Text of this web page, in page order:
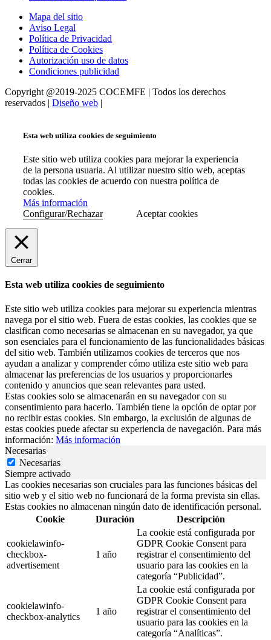
Mapa del sitio
Aviso Legal
Política de Privacidad
Política de Cookies
Autorización uso de datos
Condiciones publicidad
Copyright @2019-2025 COCEMFE | Todos los derechos
reservados | Diseño web |
Esta web utiliza cookies de seguimiento
Este sitio web utiliza cookies para mejorar la experiencia
de la persona usuaria. Al utilizar nuestro sitio web, aceptas
todas las cookies de acuerdo con nuestra política de
cookies.
Más información
Configurar/Rechazar
Aceptar cookies
Cerrar
Esta web utiliza cookies de seguimiento
Este sitio web utiliza cookies para mejorar su experiencia mientras
navega por el sitio web. Fuera de estas cookies, las cookies que se
clasifican como necesarias se almacenan en su navegador, ya que
son esenciales para el funcionamiento de las funcionalidades básicas
del sitio web. También utilizamos cookies de terceros que nos
ayudan a analizar y comprender cómo utiliza este sitio web para
almacenar las preferencias de los usuarios y proporcionarles
contenido y anuncios que sean relevantes para usted.
Estas cookies solo se almacenarán en su navegador con su
consentimiento para hacerlo. También tiene la opción de optar por
no recibir estas cookies. Sin embargo, la exclusión de algunas de
estas cookies puede afectar su experiencia de navegación. Para más
información: Más información
Necesarias
Necesarias
Siempre activado
Las cookies necesarias son cruciales para las funciones básicas del
sitio web y el sitio web no funcionará de la forma prevista sin ellas.
Estas cookies no almacenan ningún dato de identificación personal.
Cookie
Duración Descripción
cookielawinfo-
checkbox-
advertisement
1 año
La cookie está configurada por
GDPR Cookie Consent para
registrar el consentimiento del
usuario para las cookies en la
categoría “Publicidad”.
cookielawinfo-
checkbox-analytics
1 año
La cookie está configurada por
GDPR Cookie Consent para
registrar el consentimiento del
usuario para las cookies en la
categoría “Analíticas”.